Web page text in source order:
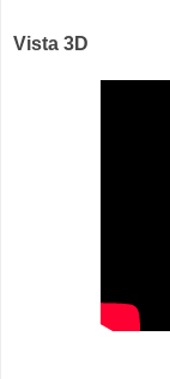
Vista 3D